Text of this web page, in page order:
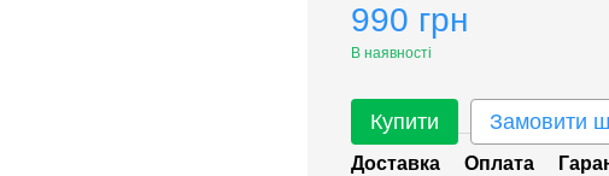
990 грн
В наявності
Купити Замовити
Доставка Оплата